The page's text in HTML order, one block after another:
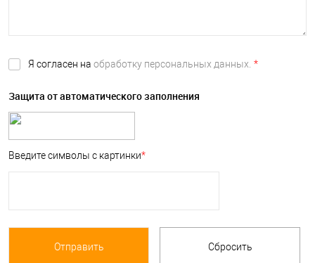
Я согласен на обработку персональных данных. *
Защита от автоматического заполнения
Введите символы с картинки*